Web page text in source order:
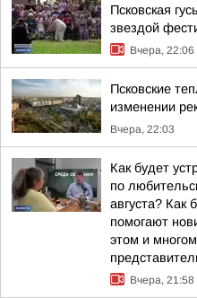
Псковская
звездой
Вчера, 22:06
Псковские
изменении
Вчера, 22:03
Как будет
по
августа? Как
помогают
этом и
Вчера, 21:58